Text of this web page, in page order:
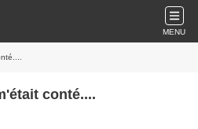
MENU
conté....